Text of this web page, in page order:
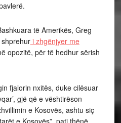
të Amerikës, Greg
i zhgënjyer me
opozitë, për të hedhur sërish
fjalorin nxitës, duke cilësuar
gjë që e vështirëson
e Kosovës, ashtu siç
e Kosovës”, pati thënë